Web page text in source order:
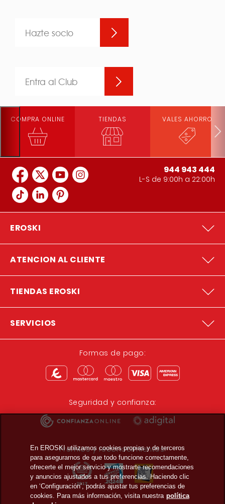
Hazte socio
Entra al Club
COMPRA ONLINE TIENDAS VALES AHORRO
944 943 444
L-S de 9:00h a 22:00h
EROSKI
ATENCION AL CLIENTE
TIENDAS EROSKI
SERVICIOS
Formas de pago:
Seguridad y confianza:
Premios y reconocimientos:
En EROSKI utilizamos cookies propias y de terceros
para asegurarnos de que todo funcione correctamente,
ofrecerte el mejor servicio y mostrarte recomendaciones
y anuncios ajustados a tus preferencias. Haciendo clic
en ‘Configuración’, podrás ajustar tus preferencias de
cookies. Para más información, visita nuestra política